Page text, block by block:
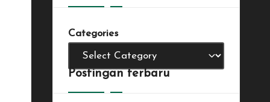
Categories
Postingan terbaru